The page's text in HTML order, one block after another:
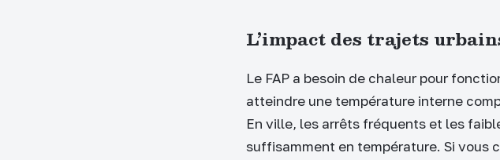
L’impact des trajets
Le FAP a besoin de chaleur pour
atteindre une température interne
En ville, les arrêts fréquents et les
suffisamment en température. Si vous